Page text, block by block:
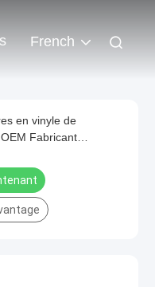
French
en vinyle de
Fabricant